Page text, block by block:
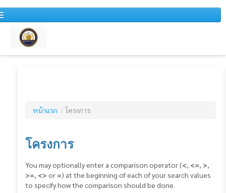
สำหรับบุคคลทั่วไป
รายงานสรุปผลการจัดซื้อจัดจ้างประจำปี
หน้าแรก / โครงการ
โครงการ
You may optionally enter a comparison operator (<, <=, >,
>=, <> or =) at the beginning of each of your search values
to specify how the comparison should be done.